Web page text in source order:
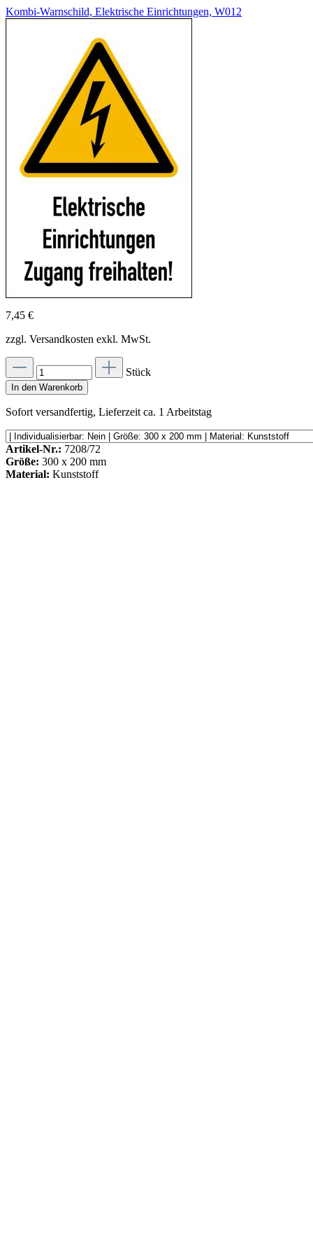
Kombi-Warnschild, Elektrische Einrichtungen, W012
7,45 €
zzgl. Versandkosten exkl. MwSt.
Stück
In den Warenkorb
Sofort versandfertig, Lieferzeit ca. 1 Arbeitstag
Artikel-Nr.: 7208/72
Größe: 300 x 200 mm
Material: Kunststoff